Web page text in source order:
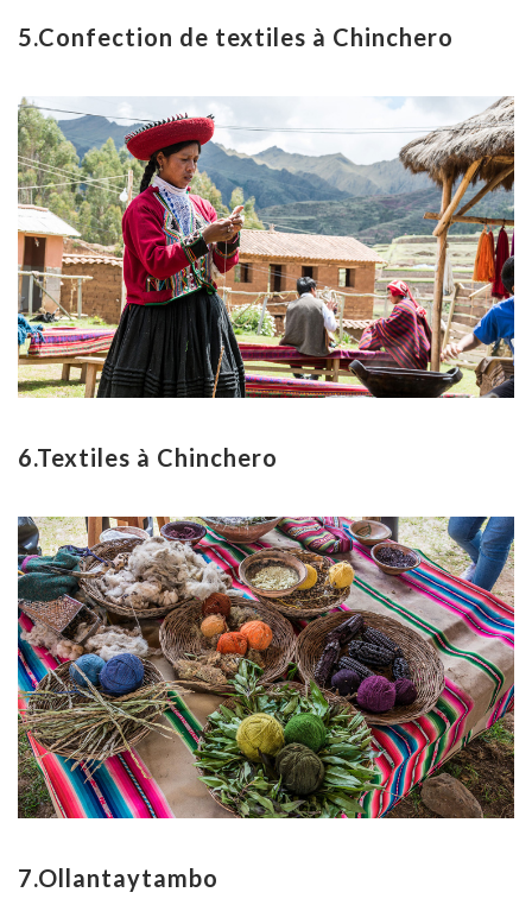
5.Confection de textiles à Chinchero
6.Textiles à Chinchero
7.Ollantaytambo